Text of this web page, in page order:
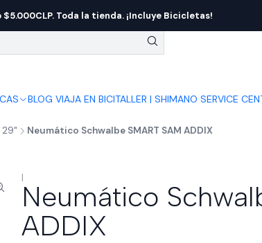
BLOG VIAJA EN BICITALLER | SHIMANO SERVICE
Toda la tienda. ¡Incluye Bicicletas!
29" Neumático Schwalbe SMART SAM ADDIX
|
Neumático
ADDIX